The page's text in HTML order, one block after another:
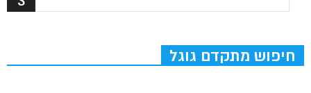
חיפוש מתקדם גוגל